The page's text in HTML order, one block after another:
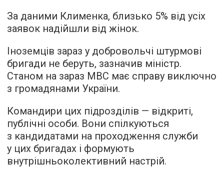
За даними Клименка, близько 5% від усіх
заявок надійшли від жінок.
Іноземців зараз у добровольчі штурмові
бригади не беруть, зазначив міністр.
Станом на зараз МВС має справу виключно
з громадянами України.
Командири цих підрозділів — відкриті,
публічні особи. Вони спілкуються
з кандидатами на проходження служби
у цих бригадах і формують
внутрішньоколективний настрій.